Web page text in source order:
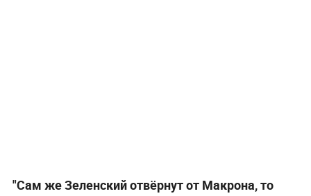
"Сам же Зеленский отвёрнут от Макрона, то